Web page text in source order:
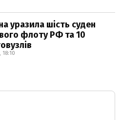
уразила шість суден
флоту РФ та 10
18:10